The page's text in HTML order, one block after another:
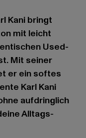
Kani bringt
mit leicht
Used-
Mit seiner
er ein softes
Karl Kani
aufdringlich
Alltags-